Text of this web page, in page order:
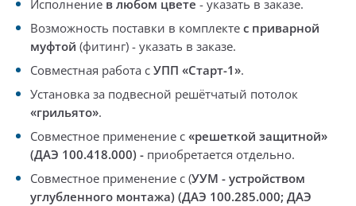
Исполнение в любом цвете - указать в заказе.
Возможность поставки в комплекте с приварной
муфтой (фитинг) - указать в заказе.
Совместная работа с УПП «Старт-1».
Установка за подвесной решётчатый потолок
«грильято».
Совместное применение с «решеткой защитной»
(ДАЭ 100.418.000) - приобретается отдельно.
Совместное применение с (УУМ - устройством
углубленного монтажа) (ДАЭ 100.285.000; ДАЭ